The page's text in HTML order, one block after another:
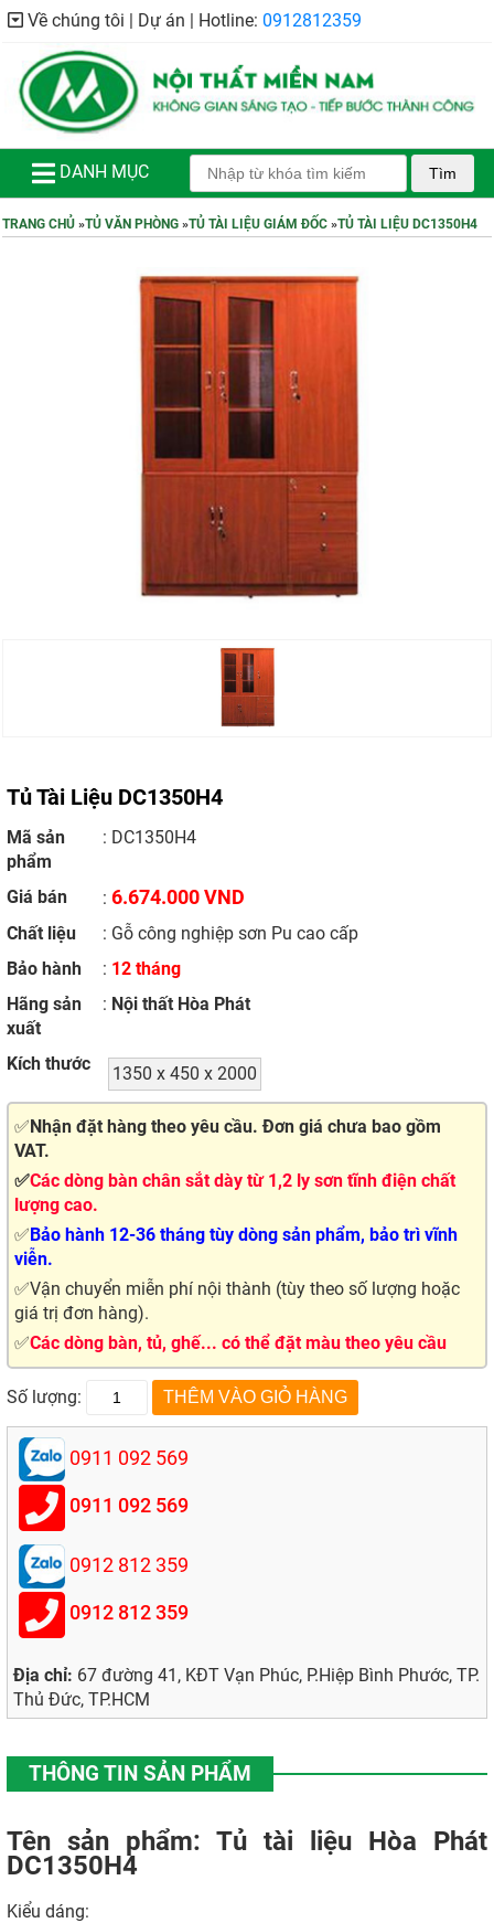
Về chúng tôi | Dự án | Hotline: 0912812359
DANH MỤC Tìm
TRANG CHỦ »TỦ VĂN PHÒNG »TỦ TÀI LIỆU GIÁM ĐỐC »TỦ TÀI LIỆU DC1350H4
Tủ Tài Liệu DC1350H4
Mã sản
phẩm
: DC1350H4
Giá bán :6.674.000 VND
Chất liệu
: Gỗ công nghiệp sơn Pu cao cấp
Bảo hành
: 12 tháng
Hãng sản
xuất
: Nội thất Hòa Phát
Kích thước 1350 x 450 x 2000
✅ Nhận đặt hàng theo yêu cầu. Đơn giá chưa bao gồm
VAT.
✅Các dòng bàn chân sắt dày từ 1,2 ly sơn tĩnh điện chất
lượng cao.
✅ Bảo hành 12-36 tháng tùy dòng sản phẩm, bảo trì vĩnh
viễn.
✅Vận chuyển miễn phí nội thành (tùy theo số lượng hoặc
giá trị đơn hàng).
✅Các dòng bàn, tủ, ghế... có thể đặt màu theo yêu cầu
Số lượng:
0911 092 569
0911 092 569
0912 812 359
0912 812 359
Địa chỉ: 67 đường 41, KĐT Vạn Phúc, P.Hiệp Bình Phước, TP.
Thủ Đức, TP.HCM
THÔNG TIN SẢN PHẨM
Tên sản phẩm: Tủ tài liệu Hòa Phát
DC1350H4
Kiểu dáng: